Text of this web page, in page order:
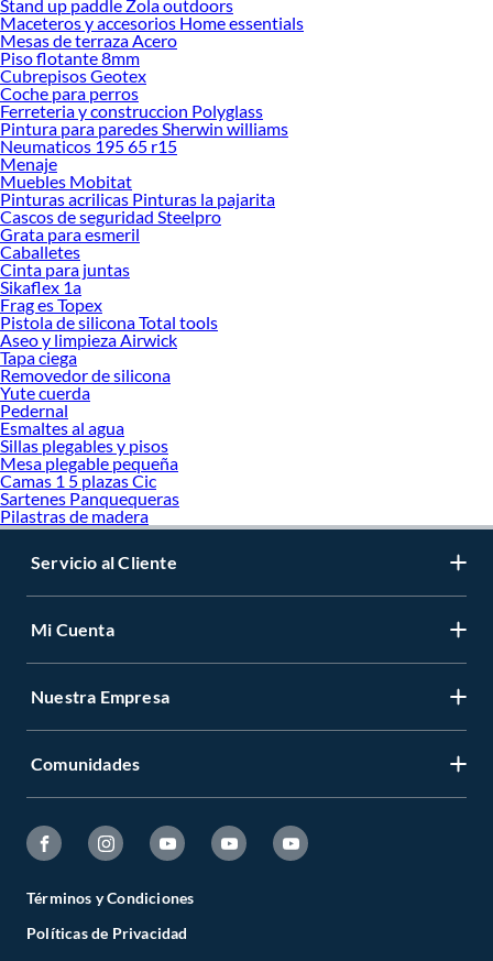
Encuentra una amplia variedad de productos de Neumáticos en Sodimac.
Encuentra todo lo necesario para tus proyectos de renovación y decoración.
¡Visítanos y haz tus ideas realidad!
Stand up paddle Zola outdoors
Maceteros y accesorios Home essentials
Mesas de terraza Acero
Piso flotante 8mm
Cubrepisos Geotex
Coche para perros
Ferreteria y construccion Polyglass
Pintura para paredes Sherwin williams
Neumaticos 195 65 r15
Menaje
Muebles Mobitat
Pinturas acrilicas Pinturas la pajarita
Cascos de seguridad Steelpro
Grata para esmeril
Caballetes
Cinta para juntas
Sikaflex 1a
Frag es Topex
Pistola de silicona Total tools
Aseo y limpieza Airwick
Tapa ciega
Removedor de silicona
Yute cuerda
Pedernal
Esmaltes al agua
Sillas plegables y pisos
Mesa plegable pequeña
Camas 1 5 plazas Cic
Sartenes Panquequeras
Pilastras de madera
Servicio al Cliente
Mi Cuenta
Nuestra Empresa
Comunidades
Términos y Condiciones
Políticas de Privacidad